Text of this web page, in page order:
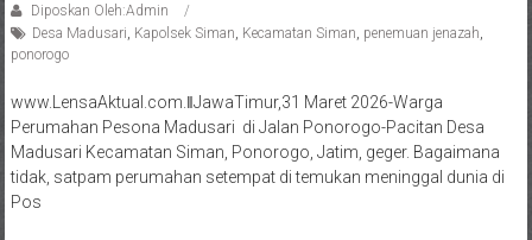
Diposkan Oleh:Admin
Desa Madusari Kapolsek Siman Kecamatan Siman penemuan jenazah
ponorogo
www.LensaAktual.com.ǁJawaTimur,31 Maret 2026-Warga
Perumahan Pesona Madusari di Jalan Ponorogo-Pacitan Desa
Madusari Kecamatan Siman, Ponorogo, Jatim, geger. Bagaimana
tidak, satpam perumahan setempat di temukan meninggal dunia di
Pos